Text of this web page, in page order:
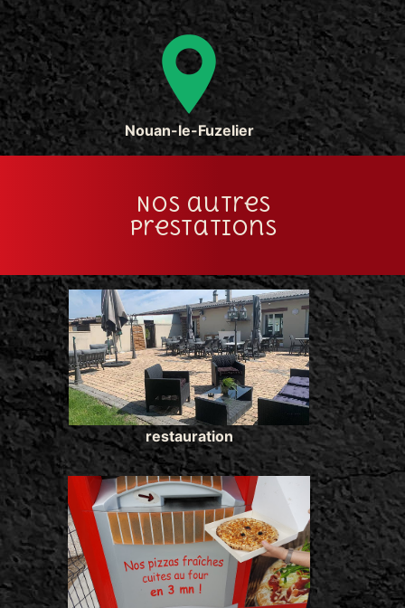
Nouan-le-Fuzelier
Nos autres
prestations
restauration